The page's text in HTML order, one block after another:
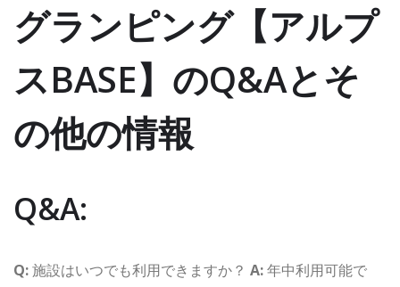
グランピング【アルプ
スBASE】のQ&Aとそ
の他の情報
Q&A:
Q:施設はいつでも利用できますか？ A:年中利用可能で